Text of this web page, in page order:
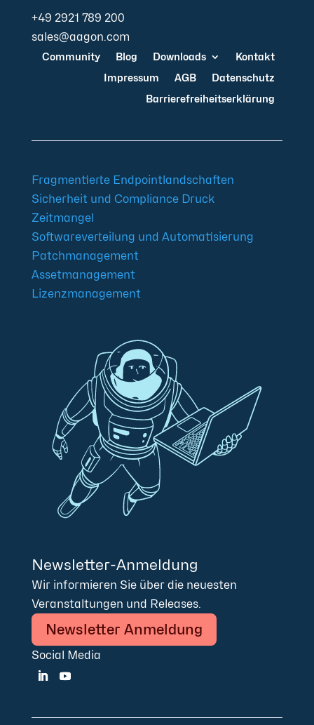
+49 2921 789 200
sales@aagon.com
Community Blog Downloads
Kontakt
Impressum
AGB
Datenschutz
Barrierefreiheitserklärung
Fragmentierte Endpointlandschaften
Sicherheit und Compliance Druck
Zeitmangel
Softwareverteilung und Automatisierung
Patchmanagement
Assetmanagement
Lizenzmanagement
Newsletter-Anmeldung
Wir informieren Sie über die neuesten
Veranstaltungen und Releases.
Newsletter Anmeldung
Social Media